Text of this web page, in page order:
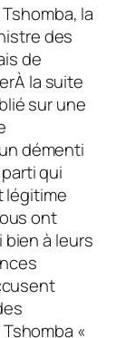
la
des
de
la suite
sur une
démenti
qui
légitime
ont
bien à leurs
«